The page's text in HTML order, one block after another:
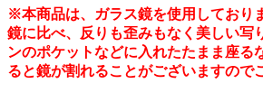
※本商品は、ガラス鏡を使用しており
鏡に比べ、反りも歪みもなく美しい写
ンのポケットなどに入れたたまま座る
ると鏡が割れることがございますので